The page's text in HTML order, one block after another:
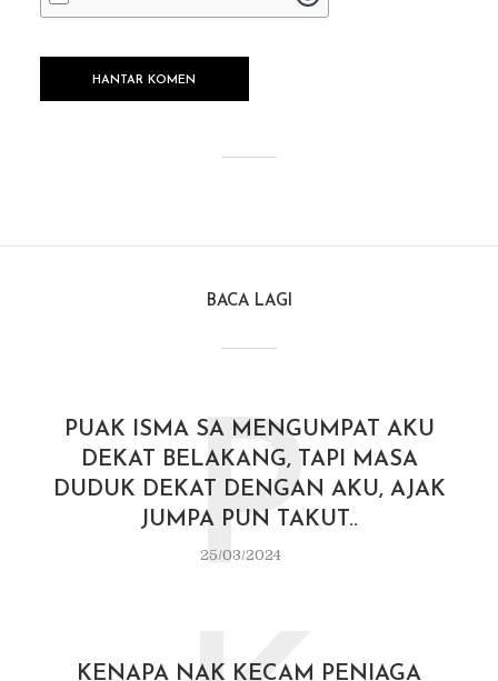
BACA LAGI
PUAK ISMA SA MENGUMPAT AKU
DEKAT BELAKANG, TAPI MASA
DUDUK DEKAT DENGAN AKU, AJAK
JUMPA PUN TAKUT..
25/03/2024
P
KENAPA NAK KECAM PENIAGA